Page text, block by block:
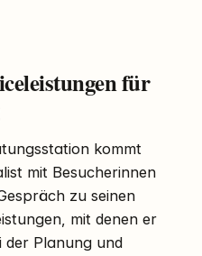
für
kommt
mit Besucherinnen
zu seinen
mit denen er
der Planung und